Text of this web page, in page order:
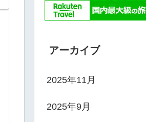
アーカイブ
2025年11月
2025年9月